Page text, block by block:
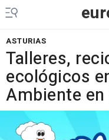
ASTURIAS
Talleres,
ecológicos
Ambiente